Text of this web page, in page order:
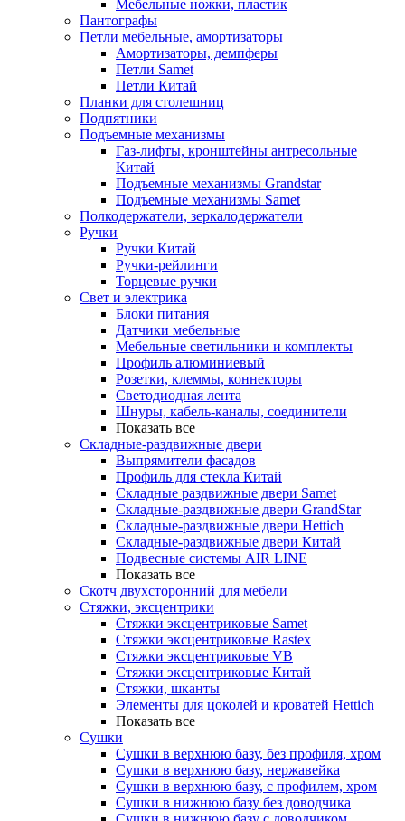
Мебельные ножки, пластик
Пантографы
Петли мебельные, амортизаторы
Амортизаторы, демпферы
Петли Samet
Петли Китай
Планки для столешниц
Подпятники
Подъемные механизмы
Газ-лифты, кронштейны антресольные
Китай
Подъемные механизмы Grandstar
Подъемные механизмы Samet
Полкодержатели, зеркалодержатели
Ручки
Ручки Китай
Ручки-рейлинги
Торцевые ручки
Свет и электрика
Блоки питания
Датчики мебельные
Мебельные светильники и комплекты
Профиль алюминиевый
Розетки, клеммы, коннекторы
Светодиодная лента
Шнуры, кабель-каналы, соединители
Показать все
Складные-раздвижные двери
Выпрямители фасадов
Профиль для стекла Китай
Складные раздвижные двери Samet
Складные-раздвижные двери GrandStar
Складные-раздвижные двери Hettich
Складные-раздвижные двери Китай
Подвесные системы AIR LINE
Показать все
Скотч двухсторонний для мебели
Стяжки, эксцентрики
Cтяжки эксцентриковые Samet
Стяжки эксцентриковые Rastex
Стяжки эксцентриковые VB
Стяжки эксцентриковые Китай
Стяжки, шканты
Элементы для цоколей и кроватей Hettich
Показать все
Сушки
Сушки в верхнюю базу, без профиля, хром
Сушки в верхнюю базу, нержавейка
Сушки в верхнюю базу, с профилем, хром
Сушки в нижнюю базу без доводчика